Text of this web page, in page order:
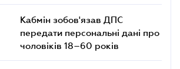
Кабмін зобов'язав ДПС
передати персональні дані про
чоловіків 18–60 років